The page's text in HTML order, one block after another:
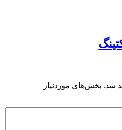
شد. بخش‌های موردنیاز